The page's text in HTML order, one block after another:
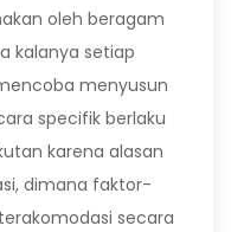
oleh beragam
kalanya setiap
menyusun
specifik berlaku
karena alasan
dimana faktor-
secara